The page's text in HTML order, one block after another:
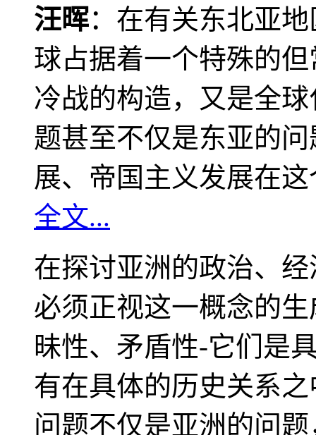
汪晖：在有关东北亚
球占据着一个特殊的
冷战的构造，又是全
题甚至不仅是东亚的
展、帝国主义发展在
全文...
在探讨亚洲的政治、
必须正视这一概念的
昧性、矛盾性-它们是
有在具体的历史关系
问题不仅是亚洲的问